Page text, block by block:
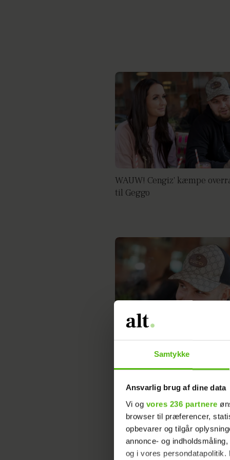
Samtykke
Ansvarlig brug af dine data
Vi og vores 236 partnere
browser til præferencer,
opbevarer og tilgår
annonce- og
og i vores
WAUW! Cengiz' kæmpe
til Geggo
krop skal tatoveres